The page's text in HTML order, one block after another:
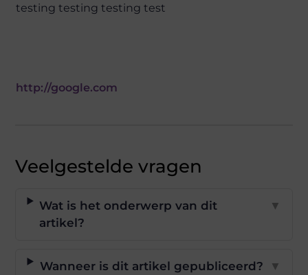
testing testing testing test
http://google.com
Veelgestelde vragen
Wat is het onderwerp van dit
artikel?
▼
Wanneer is dit artikel gepubliceerd? ▼